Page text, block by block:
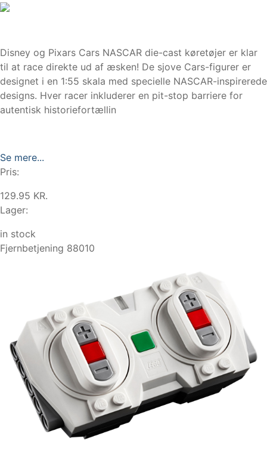
Disney og Pixars Cars NASCAR die-cast køretøjer er klar
til at race direkte ud af æsken! De sjove Cars-figurer er
designet i en 1:55 skala med specielle NASCAR-inspirerede
designs. Hver racer inkluderer en pit-stop barriere for
autentisk historiefortællin
Se mere...
Pris:
129.95 KR.
Lager:
in stock
Fjernbetjening 88010